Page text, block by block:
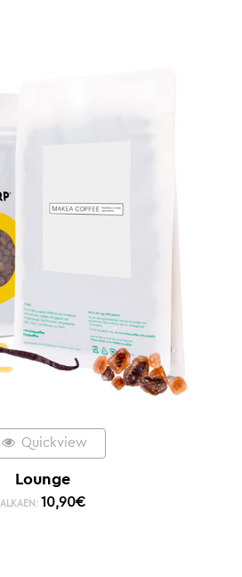
Quickview
Lounge
ALKAEN: 10,90€